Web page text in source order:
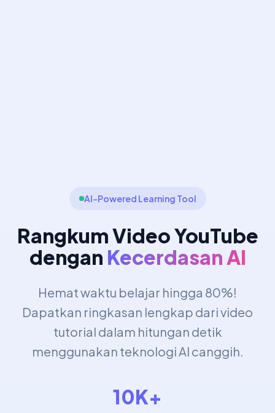
AI-Powered Learning Tool
Rangkum Video YouTube
dengan Kecerdasan AI
Hemat waktu belajar hingga 80%!
Dapatkan ringkasan lengkap dari video
tutorial dalam hitungan detik
menggunakan teknologi AI canggih.
10K+